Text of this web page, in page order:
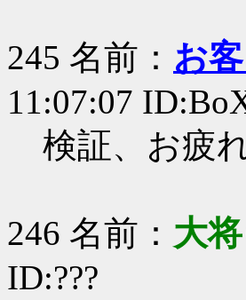
245 名前： お
11:07:07
検証、お疲
246 名前： 大
ID:???